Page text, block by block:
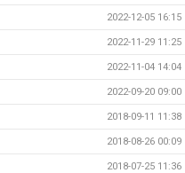
2022-12-05 16:15
2022-11-29 11:25
2022-11-04 14:04
2022-09-20 09:00
2018-09-11 11:38
2018-08-26 00:09
2018-07-25 11:36